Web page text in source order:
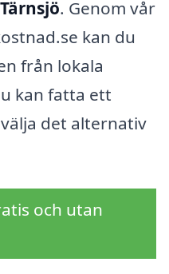
. Genom vår
kan du
från lokala
kan fatta ett
det alternativ
och utan